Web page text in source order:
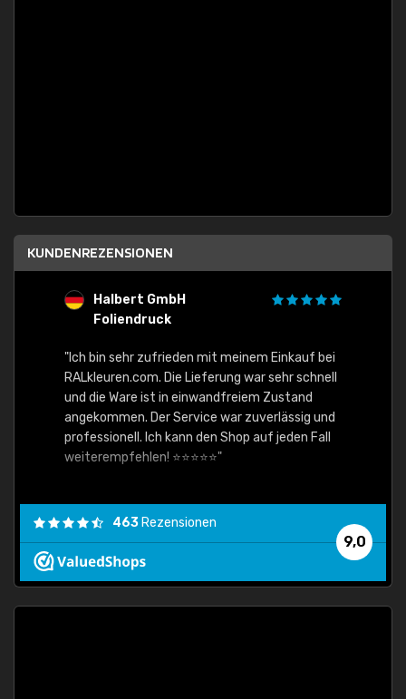
KUNDENREZENSIONEN
Halbert GmbH
Foliendruck
"Ich bin sehr zufrieden mit meinem Einkauf bei
RALkleuren.com. Die Lieferung war sehr schnell
und die Ware ist in einwandfreiem Zustand
angekommen. Der Service war zuverlässig und
professionell. Ich kann den Shop auf jeden Fall
weiterempfehlen! ⭐⭐⭐⭐⭐"
9,0
463 Rezensionen